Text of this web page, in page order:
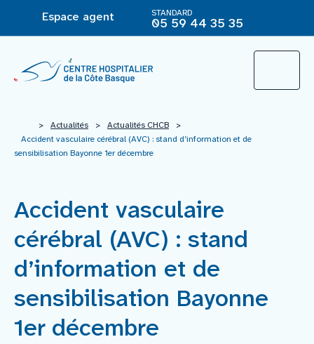
Espace agent STANDARD
05 59 44 35 35
L’Hôpital
Offre de soins
Agir pour ma santé
Vous êtes
> Actualités > Actualités CHCB
>
Accident vasculaire cérébral (AVC) : stand d’information et de
sensibilisation Bayonne 1er décembre
Accident vasculaire
cérébral (AVC) : stand
d’information et de
sensibilisation Bayonne
1er décembre